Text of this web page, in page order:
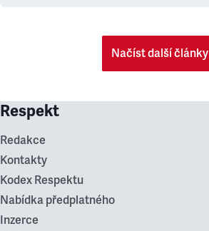
Načíst další články
Respekt
Redakce
Kontakty
Kodex Respektu
Nabídka předplatného
Inzerce